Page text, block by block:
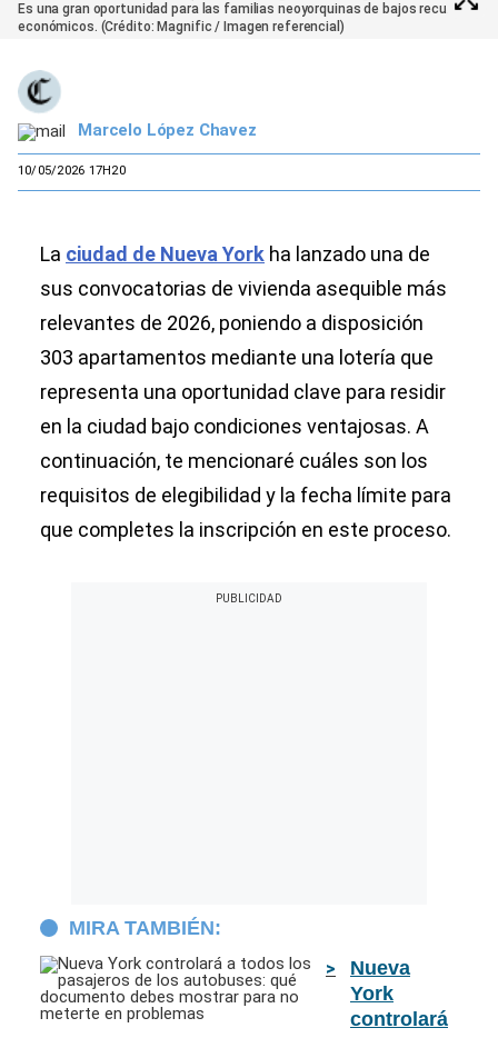
Es una gran oportunidad para las familias neoyorquinas de bajos recursos
económicos. (Crédito: Magnific / Imagen referencial)
Marcelo López Chavez
10/05/2026 17H20
La ciudad de Nueva York ha lanzado una de
sus convocatorias de vivienda asequible más
relevantes de 2026, poniendo a disposición
303 apartamentos mediante una lotería que
representa una oportunidad clave para residir
en la ciudad bajo condiciones ventajosas. A
continuación, te mencionaré cuáles son los
requisitos de elegibilidad y la fecha límite para
que completes la inscripción en este proceso.
MIRA TAMBIÉN:
Nueva
York
controlará